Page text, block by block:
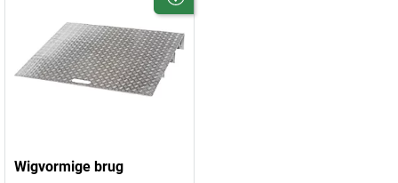
Wigvormige brug